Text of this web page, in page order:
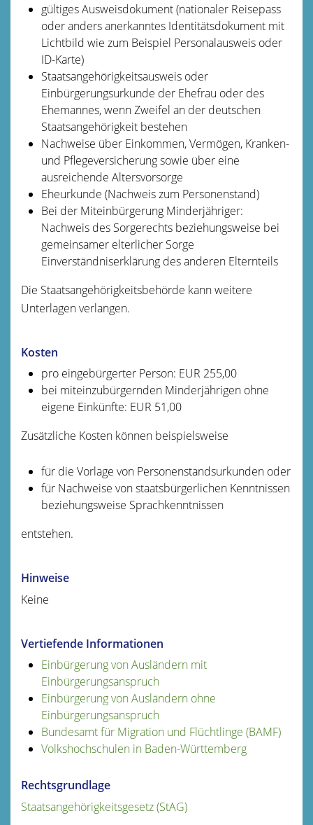
gültiges Ausweisdokument (nationaler Reisepass
oder anders anerkanntes Identitätsdokument mit
Lichtbild wie zum Beispiel Personalausweis oder
ID-Karte)
Staatsangehörigkeitsausweis oder
Einbürgerungsurkunde der Ehefrau oder des
Ehemannes, wenn Zweifel an der deutschen
Staatsangehörigkeit bestehen
Nachweise über Einkommen, Vermögen, Kranken-
und Pflegeversicherung sowie über eine
ausreichende Altersvorsorge
Eheurkunde (Nachweis zum Personenstand)
Bei der Miteinbürgerung Minderjähriger:
Nachweis des Sorgerechts beziehungsweise bei
gemeinsamer elterlicher Sorge
Einverständniserklärung des anderen Elternteils
Die Staatsangehörigkeitsbehörde kann weitere
Unterlagen verlangen.
Kosten
pro eingebürgerter Person: EUR 255,00
bei miteinzubürgernden Minderjährigen ohne
eigene Einkünfte: EUR 51,00
Zusätzliche Kosten können beispielsweise
für die Vorlage von Personenstandsurkunden oder
für Nachweise von staatsbürgerlichen Kenntnissen
beziehungsweise Sprachkenntnissen
entstehen.
Hinweise
Keine
Vertiefende Informationen
Einbürgerung von Ausländern mit
Einbürgerungsanspruch
Einbürgerung von Ausländern ohne
Einbürgerungsanspruch
Bundesamt für Migration und Flüchtlinge (BAMF)
Volkshochschulen in Baden-Württemberg
Rechtsgrundlage
Staatsangehörigkeitsgesetz (StAG)